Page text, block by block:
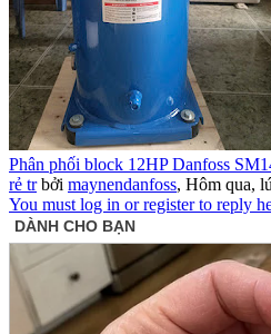
Phân phối block 12HP Danfoss
rẻ tr bởi maynendanfoss, Hôm qua,
You must log in or register to reply